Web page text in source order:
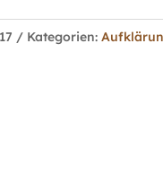
Kategorien: